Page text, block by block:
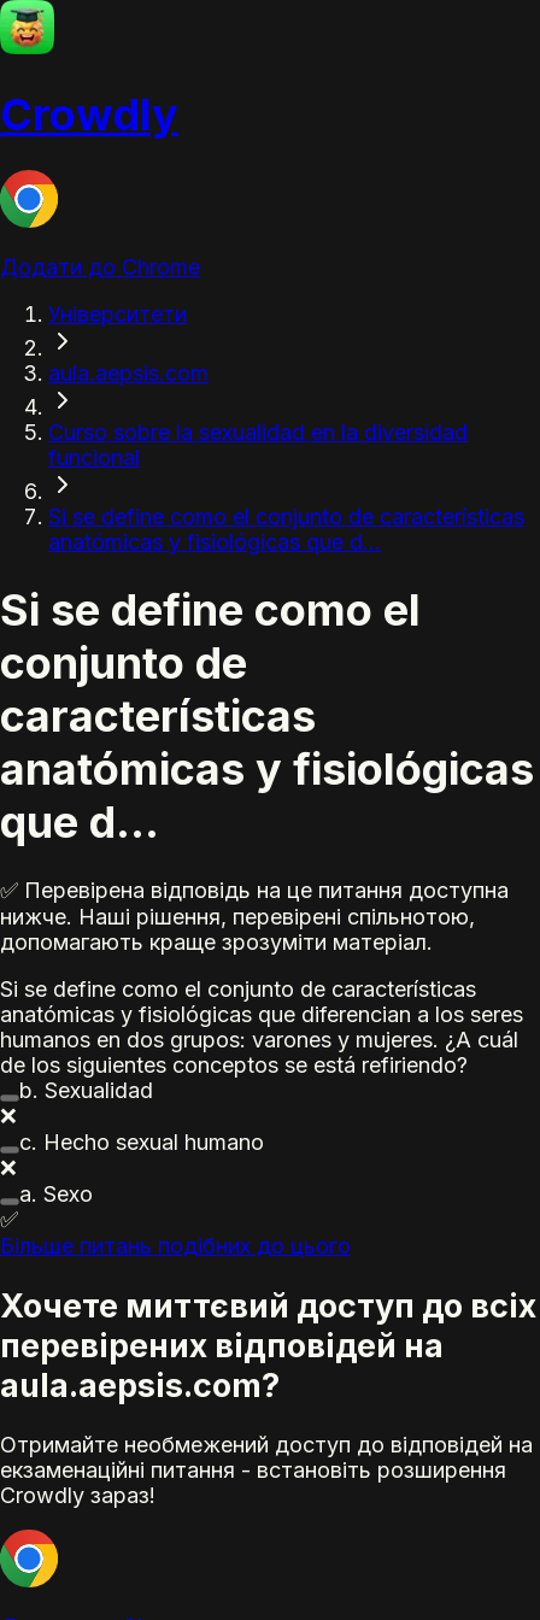
Crowdly
Додати до Chrome
Університети
aula.aepsis.com
Curso sobre la sexualidad en la diversidad
funcional
Si se define como el conjunto de características
anatómicas y fisiológicas que d...
Si se define como el
conjunto de
características
anatómicas y fisiológicas
que d...
✅ Перевірена відповідь на це питання доступна
нижче. Наші рішення, перевірені спільнотою,
допомагають краще зрозуміти матеріал.
Si se define como el conjunto de características
anatómicas y fisiológicas que diferencian a los seres
humanos en dos grupos: varones y mujeres. ¿A cuál
de los siguientes conceptos se está refiriendo?
b. Sexualidad
❌
c. Hecho sexual humano
❌
a. Sexo
✅
Більше питань подібних до цього
Хочете миттєвий доступ до всіх
перевірених відповідей на
aula.aepsis.com?
Отримайте необмежений доступ до відповідей на
екзаменаційні питання - встановіть розширення
Crowdly зараз!